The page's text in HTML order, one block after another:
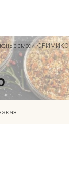
смеси ЮРИМИКС